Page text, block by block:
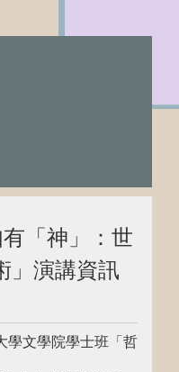
「神」：世
」演講資訊
學文學院學士班「哲